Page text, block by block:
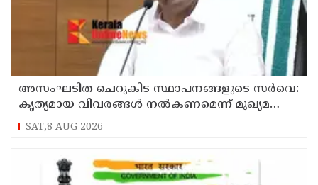
അസംഘടിത ചെറുകിട സ്ഥാപനങ്ങളുടെ സർവെ:
കൃത്യമായ വിവരങ്ങൾ നൽകണമെന്ന് മുഖ്യമന്ത്രി
വി ഡി സതീശൻ
SAT,8 AUG 2026